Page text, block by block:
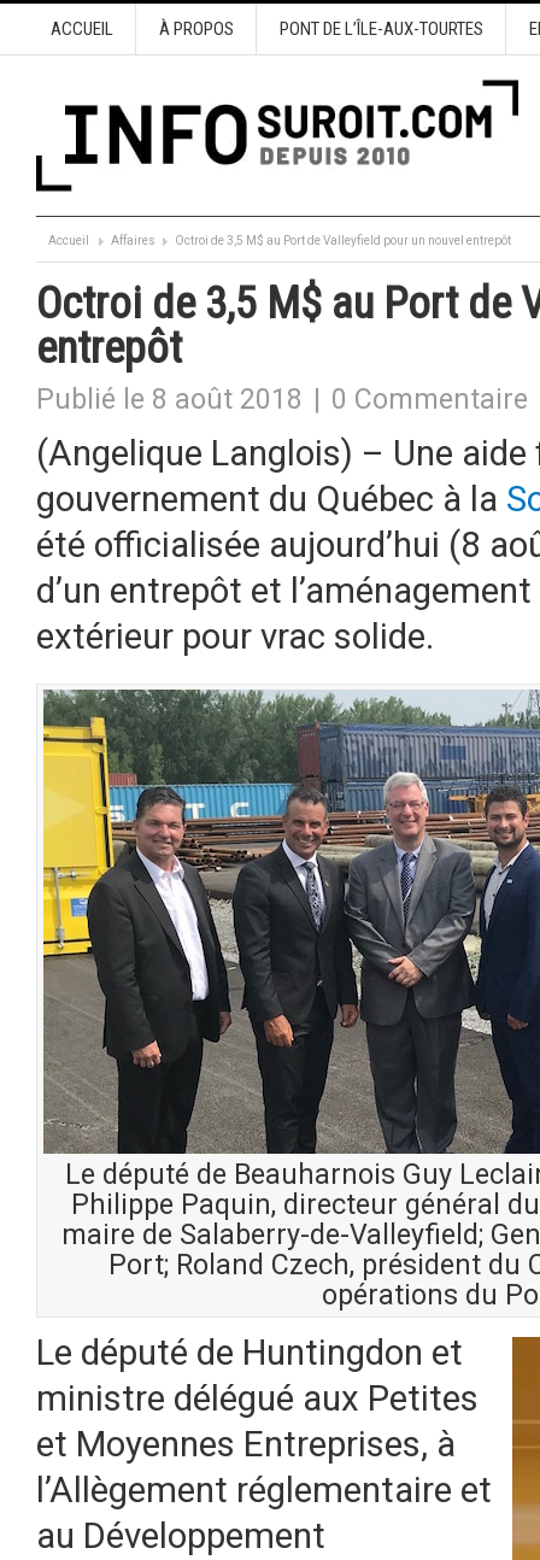
ACCUEIL À PROPOS PONT DE L’ÎLE-AUX-TOURTES
Accueil Affaires Octroi de 3,5 M$ au Port de Valleyfield pour un nouvel entrepôt
Octroi de 3,5 M$ au Port de
entrepôt
Publié le 8 août 2018 0 Commentaire
(Angelique Langlois) – Une
gouvernement du Québec à la
été officialisée aujourd’hui (8
d’un entrepôt et l’aménagement
extérieur pour vrac solide.
Le député de Beauharnois Guy
Philippe Paquin, directeur général
maire de Salaberry-de-Valleyfield;
Port; Roland Czech, président du
opérations du
Le député de Huntingdon et
ministre délégué aux Petites
et Moyennes Entreprises, à
l’Allègement réglementaire et
au Développement